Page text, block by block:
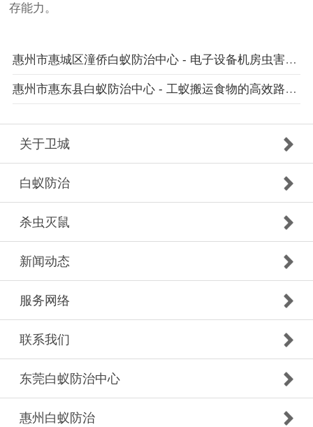
存能力。
惠州市惠城区潼侨白蚁防治中心 - 电子设备机房虫害防护服务
惠州市惠东县白蚁防治中心 - 工蚁搬运食物的高效路径选择
关于卫城
白蚁防治
杀虫灭鼠
新闻动态
服务网络
联系我们
东莞白蚁防治中心
惠州白蚁防治